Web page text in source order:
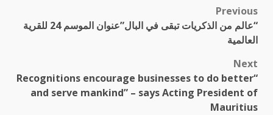
Post
navigation
Previous
“عالم من الذكريات تبقى في البال”عنوان الموسم 24 للقرية
العالمية
Next
“Recognitions encourage businesses to do better
and serve mankind” – says Acting President of
Mauritius